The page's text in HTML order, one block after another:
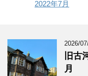
2022年7月
2026/
旧古
月